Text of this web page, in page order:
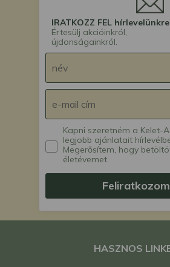
IRATKOZZ FEL
Értesülj akcióinkról,
újdonságainkról.
Kapni szeretném a Kelet-
legjobb ajánlatait
Megerősítem, hogy
életévemet.
Feliratkozom
HASZNOS